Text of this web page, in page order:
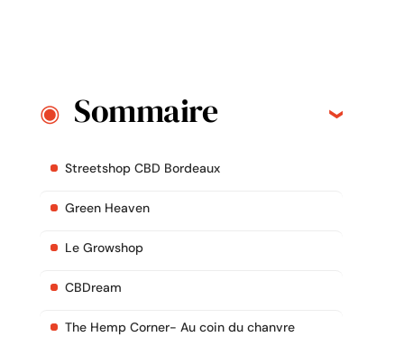
Sommaire
Streetshop CBD Bordeaux
Green Heaven
Le Growshop
CBDream
The Hemp Corner- Au coin du chanvre